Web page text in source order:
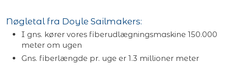
Nøgletal fra Doyle Sailmakers:
I gns. kører vores fiberudlægningsmaskine 150.000
meter om ugen
Gns. fiberlængde pr. uge er 1.3 millioner meter